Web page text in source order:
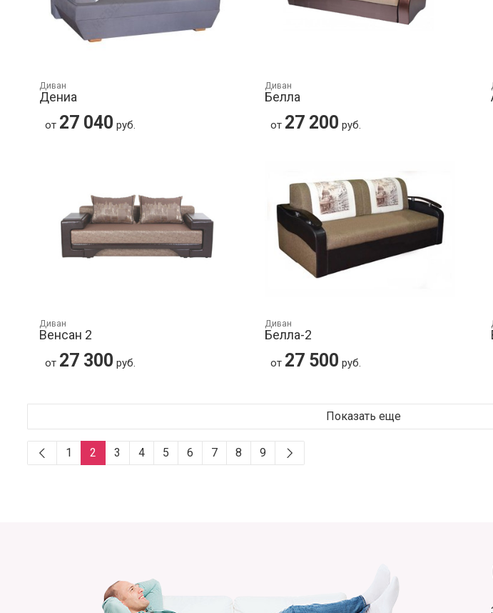
Диван
Дениа
от 27 040 руб.
Диван
Белла
от 27 200 руб.
Диван
Венсан 2
от 27 300 руб.
Диван
Белла-2
от 27 500 руб.
Показать еще
1 2 3 4 5 6 7 8 9